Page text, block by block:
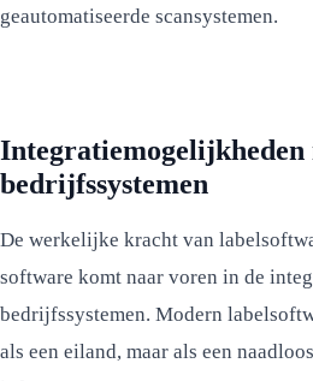
geautomatiseerde scansystemen.
Integratiemogelijkheden
bedrijfssystemen
De werkelijke kracht van
software komt naar voren in de
bedrijfssystemen. Modern
als een eiland, maar als een